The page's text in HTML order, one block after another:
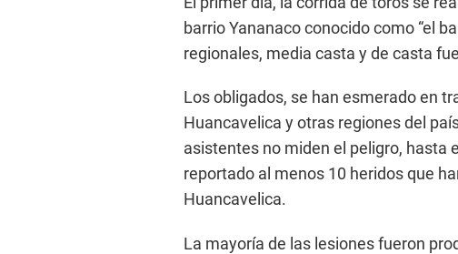
barrio Yananaco conocido como “el
regionales, media casta y de casta
Los obligados, se han esmerado en
Huancavelica y otras regiones del
asistentes no miden el peligro, hasta
reportado al menos 10 heridos que
Huancavelica.
La mayoría de las lesiones fueron